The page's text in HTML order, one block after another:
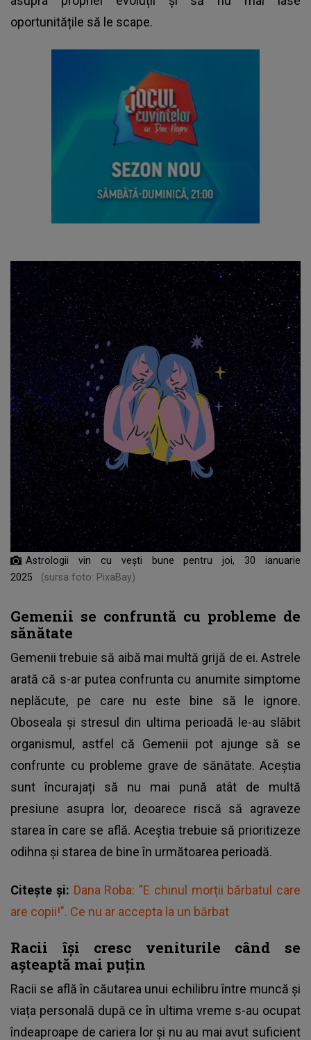
oportunitățile să le scape.
Astrologii vin cu vești bune pentru joi, 30 ianuarie
2025
(sursa foto: PixaBay)
Gemenii se confruntă cu probleme de
sănătate
Gemenii trebuie să aibă mai multă grijă de ei. Astrele
arată că s-ar putea confrunta cu anumite simptome
neplăcute, pe care nu este bine să le ignore.
Oboseala și stresul din ultima perioadă le-au slăbit
organismul, astfel că Gemenii pot ajunge să se
confrunte cu probleme grave de sănătate. Aceștia
sunt încurajați să nu mai pună atât de multă
presiune asupra lor, deoarece riscă să agraveze
starea în care se află. Aceștia trebuie să prioritizeze
odihna și starea de bine în următoarea perioadă.
Citește și: Dana Roba: "E chinul morții bărbatul care
are copii!". Ce nu ar accepta la un bărbat
Racii își cresc veniturile când se
așteaptă mai puțin
Racii se află în căutarea unui echilibru între muncă și
viața personală după ce în ultima vreme s-au ocupat
îndeaproape de cariera lor și nu au mai avut suficient